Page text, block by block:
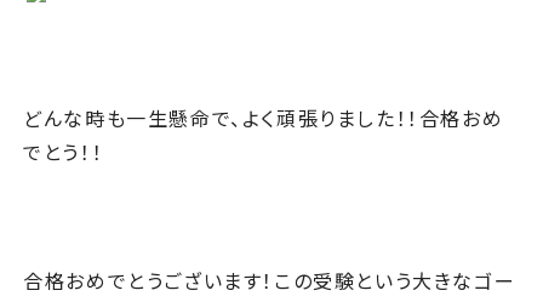
どんな時も一生懸命で、よく頑張りました！！合格おめ
でとう！！
合格おめでとうございます！この受験という大きなゴー